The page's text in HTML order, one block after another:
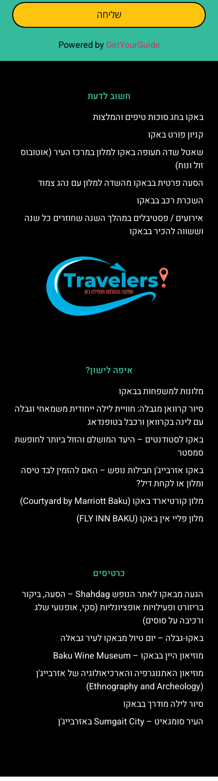
שליחה
Powered by GetYourGuide
חשוב לדעת
באקו בחג סוכות טיפים והמלצות
קניון פורט באקו
שאטל שדה תעופה באקו למלון במרכז העיר (אוטובוס
זול ונוח)
הסעה פרטית בבאקו מהשדה למלון עם נהג צמוד
השכרת רכב בבאקו
אירועים / פסטיבלים במהלך השנה שחוזרים כל שנה
וששווה להכיר בבאקו
איפה לישון?
מלונות למשפחות בבאקו
סיור קרוואן מגבלה: חוויית לילה ייחודית משמאחי וגבלה
עם לינה בקרוואן ורכבל בטופנדאג
באקו לסטודנטים – היעד המושלם והזול ביותר לחופשת
סמסטר
באקו אזרבייג'ן חבילות נופש – האם להזמין לבד טיסה
ומלון או לקחת דיל?
מלון קורטיארד באקו (Courtyard by Marriott Baku)
מלון פליי אין באקו (FLY INN BAKU)
כרטיסים
הגעה מבאקו לאתר הנופש Shahdag – הסעה, ביקור
בריזורט ופעילויות אופציונליות (סקי, אופנועי שלג
ורכיבה על סוסים)
באקו-גבלה – יום טיול מבאקו לעיר גבאלה
מוזיאון היין בבאקו – Baku Wine Museum
מוזיאון האתנוגרפיה והארכיאולוגיה של אזרבייג'ן
(Ethnography and Archeology)
סיור לילה מודרך בבאקו
העיר סומגאיט – Sumgait City באזרבייג'ן